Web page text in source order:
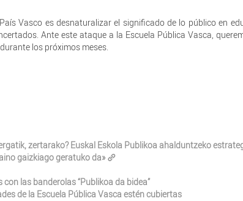
Vasco es desnaturalizar el significado de lo público en
Ante este ataque a la Escuela Pública Vasca,
los próximos meses.
zertarako? Euskal Eskola Publikoa ahalduntzeko
gaizkiago geratuko da»
las banderolas “Publikoa da bidea”
de la Escuela Pública Vasca estén cubiertas